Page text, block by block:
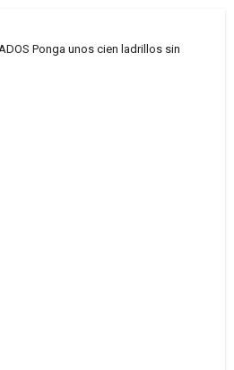
Ponga unos cien ladrillos sin